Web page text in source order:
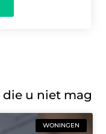
die u niet mag
WONINGEN